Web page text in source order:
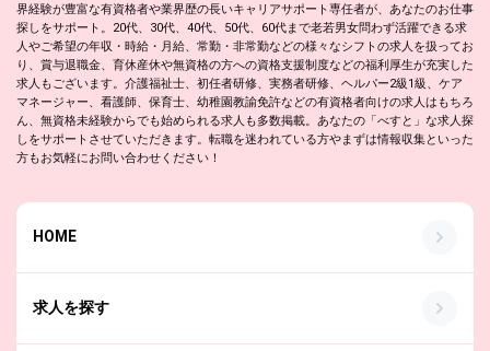
界経験が豊富な有資格者や業界歴の長いキャリアサポート専任者が、あなたのお仕事
探しをサポート。20代、30代、40代、50代、60代まで老若男女問わず活躍できる求
人やご希望の年収・時給・月給、常勤・非常勤などの様々なシフトの求人を扱ってお
り、賞与退職金、育休産休や無資格の方への資格支援制度などの福利厚生が充実した
求人もございます。介護福祉士、初任者研修、実務者研修、ヘルパー2級1級、ケア
マネージャー、看護師、保育士、幼稚園教諭免許などの有資格者向けの求人はもちろ
ん、無資格未経験からでも始められる求人も多数掲載。あなたの「べすと」な求人探
しをサポートさせていただきます。転職を迷われている方やまずは情報収集といった
方もお気軽にお問い合わせください！
HOME
求人を探す